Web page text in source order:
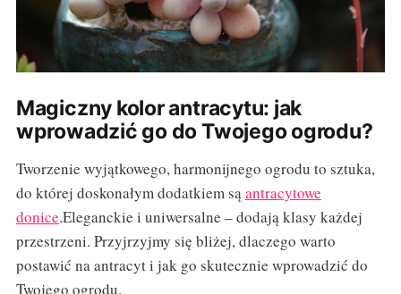
Magiczny kolor antracytu: jak
wprowadzić go do Twojego ogrodu?
Tworzenie wyjątkowego, harmonijnego ogrodu to sztuka,
do której doskonałym dodatkiem sąantracytowe
donice.Eleganckie i uniwersalne – dodają klasy każdej
przestrzeni. Przyjrzyjmy się bliżej, dlaczego warto
postawić na antracyt i jak go skutecznie wprowadzić do
Twojego ogrodu.